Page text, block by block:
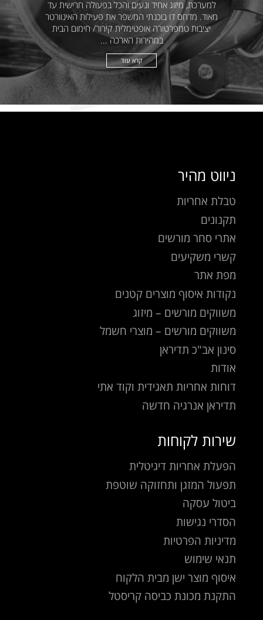
למערכת, מיזוג אחיד ונעים והכל בפעולה חרישית עד
מאוד. מדחס דו בוכנתי המשפר את פעילות האינוורטר
יציבות טמפרטורה אופטימלית קירור/ חימום הבית
במהירות הארכה ...
קרא עוד
ניווט מהיר
טבלת אחריות
תקנונים
אתרי סחר מורשים
קשרי משקיעים
מפת אתר
נקודות איסוף מוצרים קטנים
משווקים מורשים – מיזוג
משווקים מורשים – מוצרי חשמל
סינון אב"כ תדיראן
אודות
דוחות אחריות תאגידית וקוד אתי
תדיראן אנרגיה חדשה
שירות לקוחות
הפעלת אחריות דיגיטלית
תפעול המזגן ותחזוקה שוטפת
ביטול עסקה
הסדרי נגישות
מדיניות הפרטיות
תנאי שימוש
איסוף מוצר ישן מבית הלקוח
התקנת מכונת כביסה קריסטל